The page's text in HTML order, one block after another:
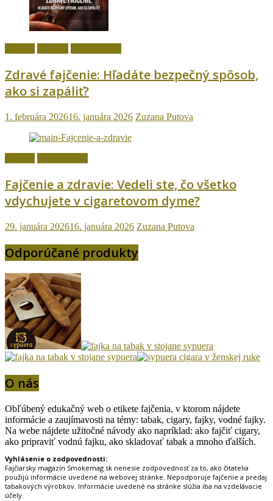
Zdravé fajčenie: Hľadáte bezpečný spôsob,
ako si zapáliť?
1. februára 202616. januára 2026 Zuzana Putova
Fajčenie a zdravie: Vedeli ste, čo všetko
vdychujete v cigaretovom dyme?
29. januára 202616. januára 2026 Zuzana Putova
Odporúčané produkty
O nás
Obľúbený edukačný web o etikete fajčenia, v ktorom nájdete
informácie a zaujímavosti na témy: tabak, cigary, fajky, vodné fajky.
Na webe nájdete užitočné návody ako napríklad: ako fajčiť cigary,
ako pripraviť vodnú fajku, ako skladovať tabak a mnoho ďalších.
Vyhlásenie o zodpovednosti:
Fajčiarsky magazín Smokemag.sk nenesie zodpovednosť za to, ako čitatelia
použijú informácie uvedené na webovej stránke. Nepodporuje fajčenie a predaj
tabakových výrobkov. Informácie uvedené na stránke slúžia iba na vzdelávacie
účely.